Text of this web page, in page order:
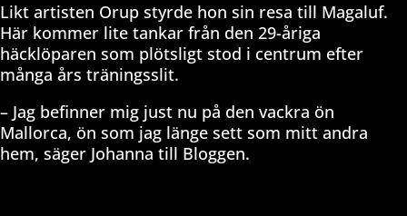
Likt artisten Orup styrde hon sin resa till Magaluf.
Här kommer lite tankar från den 29-åriga
häcklöparen som plötsligt stod i centrum efter
många års träningsslit.
– Jag befinner mig just nu på den vackra ön
Mallorca, ön som jag länge sett som mitt andra
hem, säger Johanna till Bloggen.